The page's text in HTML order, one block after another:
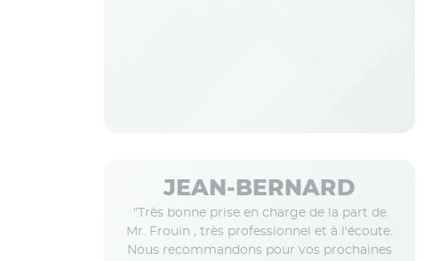
JEAN-BERNARD
"Très bonne prise en charge de la part de
Mr. Frouin , très professionnel et à l'écoute.
Nous recommandons pour vos prochaines